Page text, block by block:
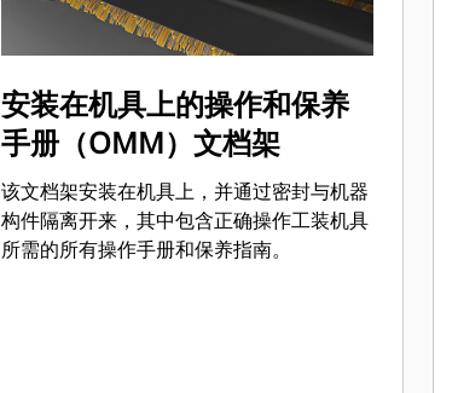
安装在机具上的操作和保养
手册（OMM）文档架
该文档架安装在机具上，并通过密封与机器
构件隔离开来，其中包含正确操作工装机具
所需的所有操作手册和保养指南。